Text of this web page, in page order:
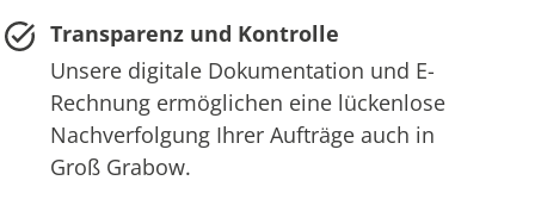
Transparenz und Kontrolle
Unsere digitale Dokumentation und E-
Rechnung ermöglichen eine lückenlose
Nachverfolgung Ihrer Aufträge auch in
Groß Grabow.